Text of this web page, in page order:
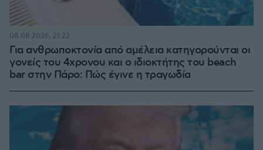
Για ανθρωποκτονία από αμέλεια κατηγορούνται οι
γονείς του 4χρονου και ο ιδιοκτήτης του beach
bar στην Πάρο: Πώς έγινε η τραγωδία
08.08.2026, 21:22